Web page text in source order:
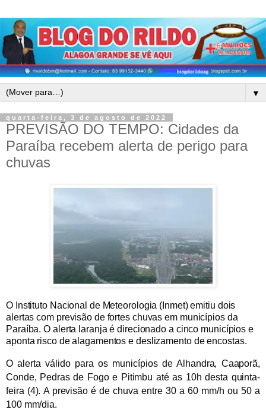
▼
quarta-feira, 3 de agosto de 2022
PREVISÃO DO TEMPO: Cidades da
Paraíba recebem alerta de perigo para
chuvas
O Instituto Nacional de Meteorologia (Inmet) emitiu dois
alertas com previsão de fortes chuvas em municípios da
Paraíba. O alerta laranja é direcionado a cinco municípios e
aponta risco de alagamentos e deslizamento de encostas.
O alerta válido para os municípios de Alhandra, Caaporã,
Conde, Pedras de Fogo e Pitimbu até as 10h desta quinta-
feira (4). A previsão é de chuva entre 30 a 60 mm/h ou 50 a
100 mm/dia.